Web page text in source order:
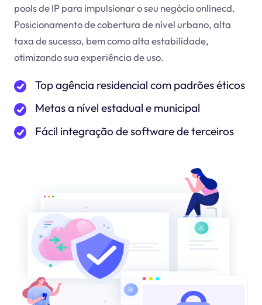
pools de IP para impulsionar o seu negócio onlinecd.
Posicionamento de cobertura de nível urbano, alta
taxa de sucesso, bem como alta estabilidade,
otimizando sua experiência de uso.
Top agência residencial com padrões éticos
Metas a nível estadual e municipal
Fácil integração de software de terceiros